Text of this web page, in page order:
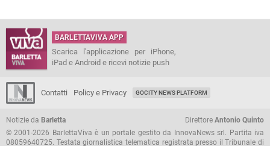
BARLETTAVIVA APP
Scarica l'applicazione per iPhone,
iPad e Android e ricevi notizie push
Contatti Policy e Privacy GOCITY NEWS PLATFORM
Notizie da Barletta Direttore Antonio Quinto
© 2001-2026 BarlettaViva è un portale gestito da InnovaNews srl. Partita iva
08059640725. Testata giornalistica telematica registrata presso il Tribunale di